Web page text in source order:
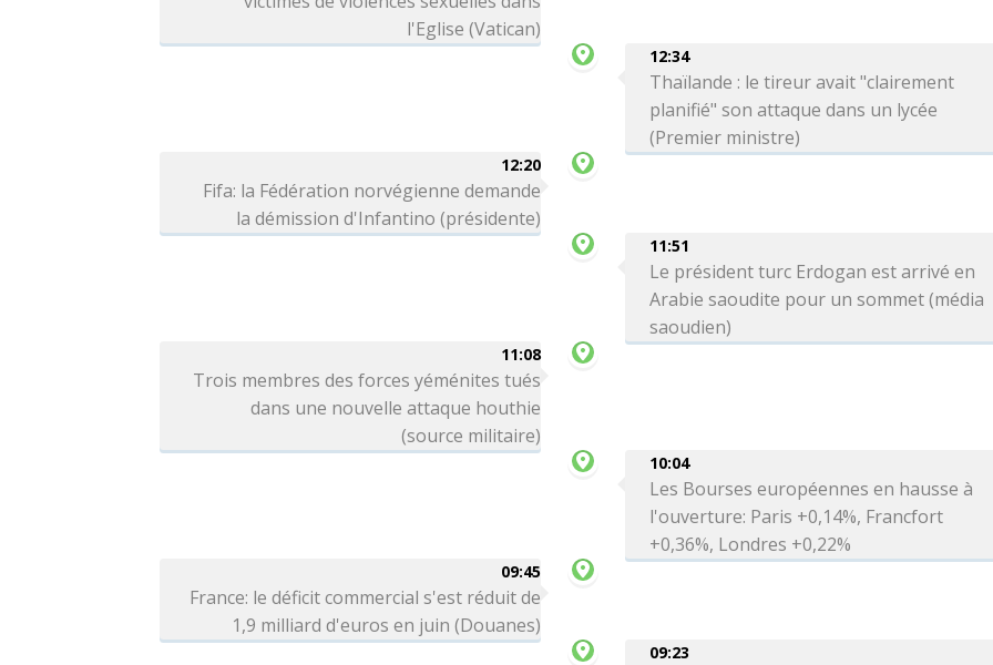
l'Eglise (Vatican)
12:34
Thaïlande : le tireur avait "clairement
planifié" son attaque dans un lycée
(Premier ministre)
12:20
Fifa: la Fédération norvégienne demande
la démission d'Infantino (présidente)
11:51
Le président turc Erdogan est arrivé en
Arabie saoudite pour un sommet (média
saoudien)
11:08
Trois membres des forces yéménites tués
dans une nouvelle attaque houthie
(source militaire)
10:04
Les Bourses européennes en hausse à
l'ouverture: Paris +0,14%, Francfort
+0,36%, Londres +0,22%
09:45
France: le déficit commercial s'est réduit de
1,9 milliard d'euros en juin (Douanes)
09:23